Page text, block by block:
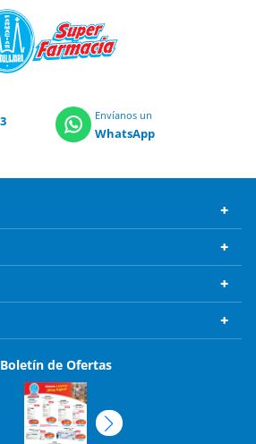
Envíanos un
WhatsApp
Boletín de Ofertas